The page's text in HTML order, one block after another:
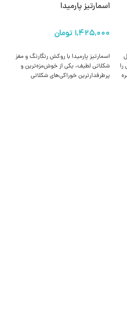
اسمارتیز پارمیدا
اسمارتیز پارمیدا با روکش رنگارنگ و مغز
شکلاتی لطیف، یکی از خوش‌مزه‌ترین و
پرطرفدارترین خوراکی‌های شکلاتی